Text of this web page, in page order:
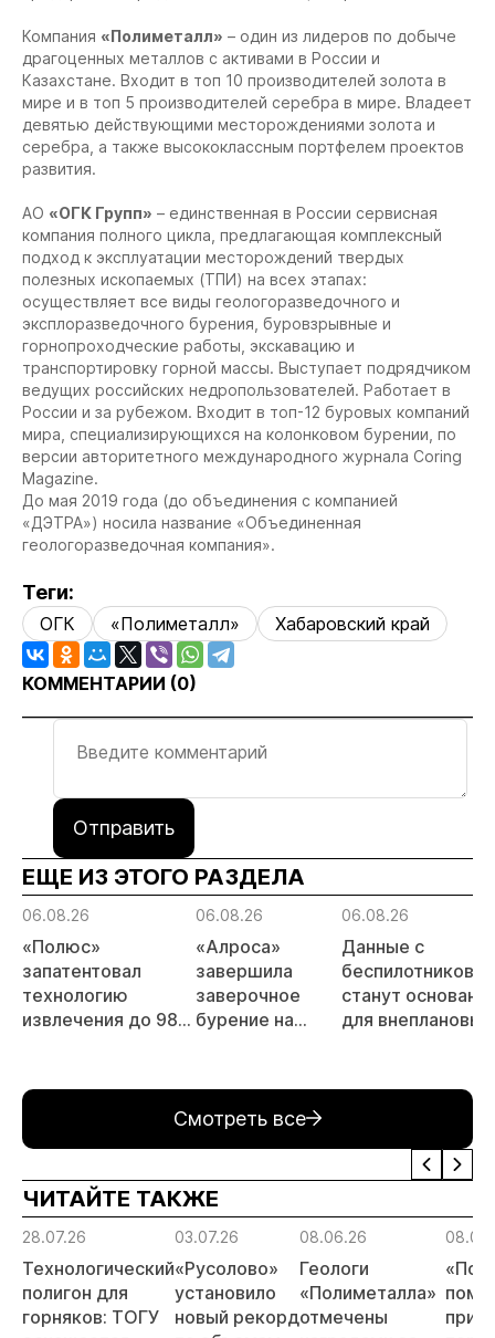
Компания «Полиметалл» – один из лидеров по добыче
драгоценных металлов с активами в России и
Казахстане. Входит в топ 10 производителей золота в
мире и в топ 5 производителей серебра в мире. Владеет
девятью действующими месторождениями золота и
серебра, а также высококлассным портфелем проектов
развития.
АО «ОГК Групп» – единственная в России сервисная
компания полного цикла, предлагающая комплексный
подход к эксплуатации месторождений твердых
полезных ископаемых (ТПИ) на всех этапах:
осуществляет все виды геологоразведочного и
эксплоразведочного бурения, буровзрывные и
горнопроходческие работы, экскавацию и
транспортировку горной массы. Выступает подрядчиком
ведущих российских недропользователей. Работает в
России и за рубежом. Входит в топ-12 буровых компаний
мира, специализирующихся на колонковом бурении, по
версии авторитетного международного журнала Coring
Magazine.
До мая 2019 года (до объединения с компанией
«ДЭТРА») носила название «Объединенная
геологоразведочная компания».
Теги:
ОГК «Полиметалл» Хабаровский край
КОММЕНТАРИИ (0)
Отправить
ЕЩЕ ИЗ ЭТОГО РАЗДЕЛА
06.08.26
«Полюс»
запатентовал
технологию
извлечения до 98%
шлака
06.08.26
«Алроса»
завершила
заверочное
бурение на
Дегдекан
06.08.26
Данные с
беспилотников
станут
для внеплановых
Смотреть все
ЧИТАЙТЕ ТАКЖЕ
28.07.26
Технологический
полигон для
горняков: ТОГУ
03.07.26
«Русолово»
установило
новый рекорд
08.06.26
Геологи
«Полиметалла»
отмечены